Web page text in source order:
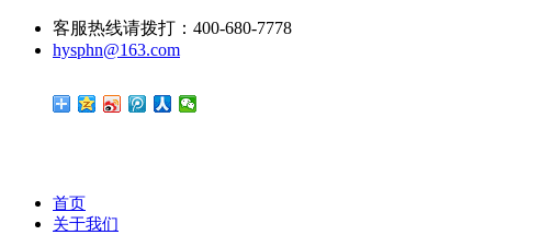
客服热线请拨打：400-680-7778
hysphn@163.com
首页
关于我们